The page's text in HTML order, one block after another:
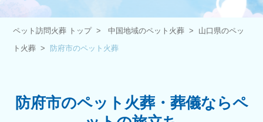
ペット訪問火葬 トップ 中国地域のペット火葬
山口県のペッ
ト火葬
防府市のペット火葬
防府市のペット火葬・葬儀ならペ